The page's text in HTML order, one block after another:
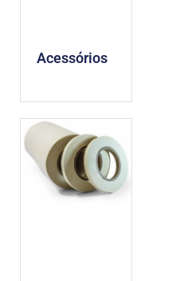
Acessórios